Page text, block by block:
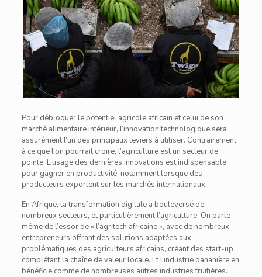
Pour débloquer le potentiel agricole africain et celui de son
marché alimentaire intérieur, l’innovation technologique sera
assurément l’un des principaux leviers à utiliser. Contrairement
à ce que l’on pourrait croire, l’agriculture est un secteur de
pointe. L’usage des dernières innovations est indispensable
pour gagner en productivité, notamment lorsque des
producteurs exportent sur les marchés internationaux.
En Afrique, la transformation digitale a bouleversé de
nombreux secteurs, et particulièrement l’agriculture. On parle
même de l’essor de « l’agritech africaine », avec de nombreux
entrepreneurs offrant des solutions adaptées aux
problématiques des agriculteurs africains, créant des start-up
complétant la chaîne de valeur locale. Et l’industrie bananière en
bénéficie comme de nombreuses autres industries fruitières.